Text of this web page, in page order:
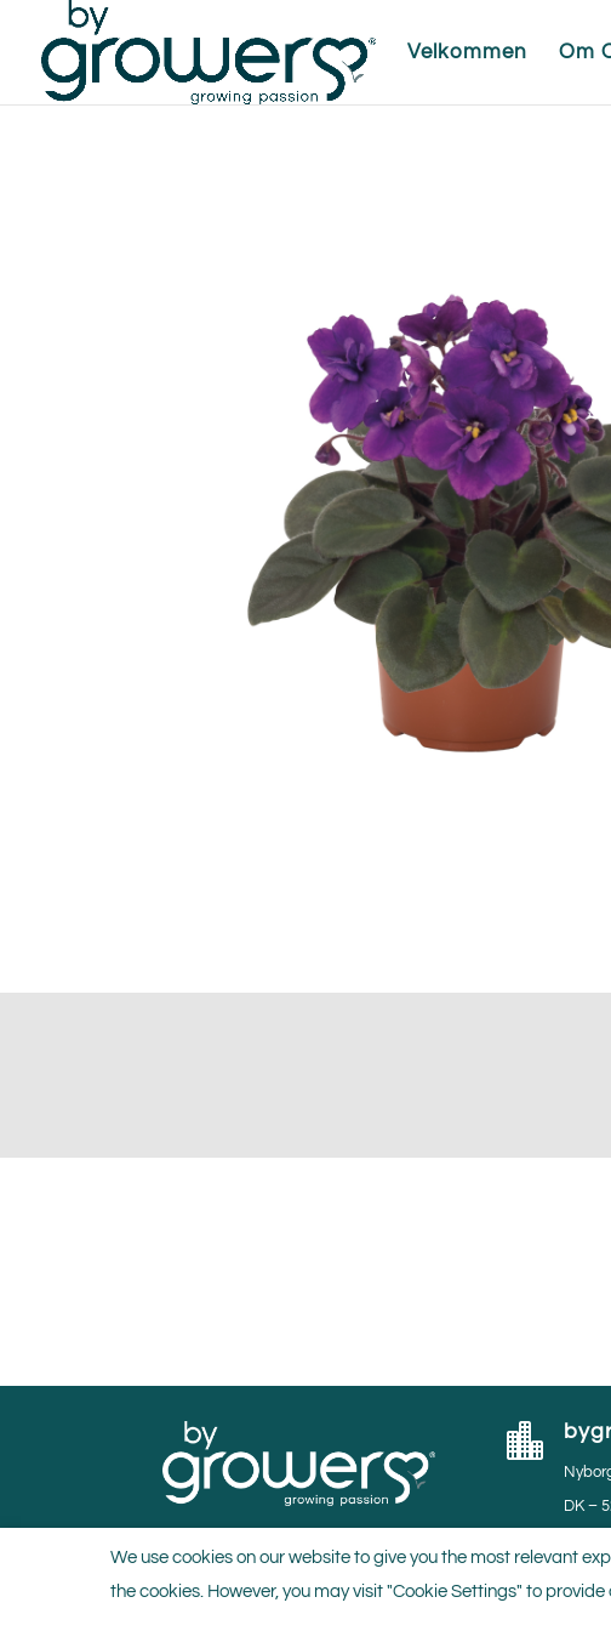
Velkommen Om

DK –
We use cookies on our website to give you the most relevant
the cookies. However, you may visit "Cookie Settings" to